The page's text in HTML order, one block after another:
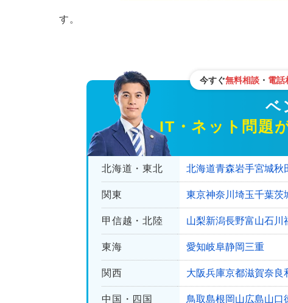
す。
今すぐ無料相談・ 電話
ベン
IT・ネット問題
北海道・東北 北海道青森岩手宮城秋
関東 東京神奈川 埼玉千葉茨
甲信越・北陸 山梨新潟長野富山石川
東海 愛知岐阜静岡三重
関西 大阪兵庫京都滋賀奈良
中国・四国 鳥取島根岡山広島山口